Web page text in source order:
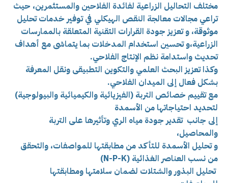
مختلف التحاليل الزراعية لفائدة الفلاحين والمستثمرين، حيث
تراعي مجالات معالجة النقص الهيكلي في توفير خدمات تحليل
موثوقة، وتعزيز جودة القرارات التقنية المتعلقة بالممارسات
الزراعية،وتحسين استخدام المدخلات بما يتماشى مع أهداف
تحديث واستدامة نظم الإنتاج الفلاحي.
وكذا تعزيز البحث العلمي والتكوين التطبيقى ونقل المعرفة
بشكل فعال إلى الميدان الفلاحي.
مع تقييم خصائص التربة (الفيزيائية والكيميائية والبيولوجية)
لتحديد احتياجاتها من الأسمدة
إلى جانب تقدير جودة مياه الري وتأثيرها على التربة
والمحاصيل،
و تحليل الأسمدة للتأكد من مطابقتها للمواصفات، والتحقق
من نسب العناصر الغذائية (N-P-K)
تحليل البذور والشتلات لضمان سلامتها ومطابقتها